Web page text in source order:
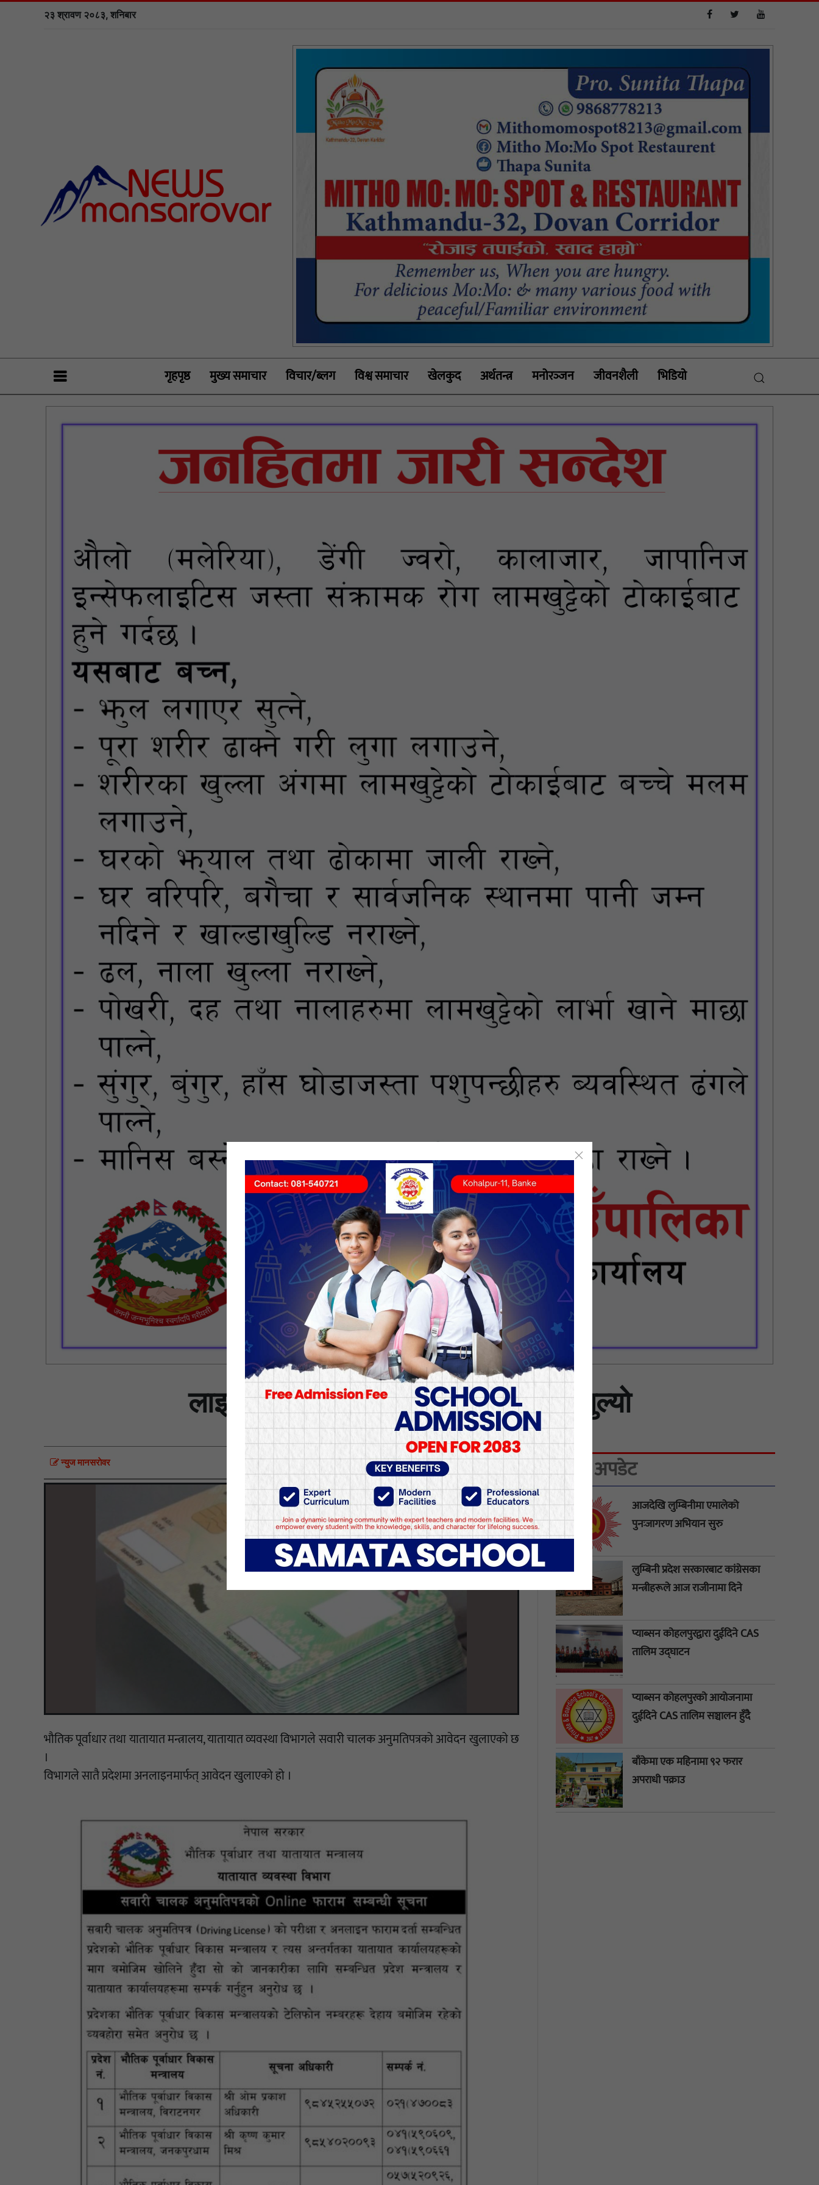
२३ श्रावण २०८३, शनिबार
गृहपृष्ठ मुख्य समाचार विचार/ब्लग विश्व समाचार खेलकुद अर्थतन्त्र मनोरञ्‍जन जीवनशैली भिडियाे
लाइसेन्स लिने होइन ? अनलाइन फारम खुल्यो
न्युज मानसराेवर
भौतिक पूर्वाधार तथा यातायात मन्त्रालय, यातायात व्यवस्था विभागले सवारी चालक अनुमतिपत्रको आवेदन खुलाएको छ
।
विभागले सातै प्रदेशमा अनलाइनमार्फत् आवेदन खुलाएको हो ।
ताजा अपडेट
आजदेखि लुम्बिनीमा एमालेको
पुनःजागरण अभियान सुरु
लुम्बिनी प्रदेश सरकारबाट कांग्रेसका
मन्त्रीहरूले आज राजीनामा दिने
प्याब्सन कोहलपुरद्वारा दुईदिने CAS
तालिम उद्घाटन
प्याब्सन कोहलपुरको आयोजनामा
दुईदिने CAS तालिम सञ्चालन हुँदै
बाँकेमा एक महिनामा ९२ फरार
अपराधी पक्राउ